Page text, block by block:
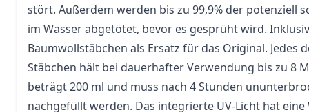
stört. Außerdem werden bis zu 99,9% der potenziell
im Wasser abgetötet, bevor es gesprüht wird.
Baumwollstäbchen als Ersatz für das Original. Jedes
Stäbchen hält bei dauerhafter Verwendung bis zu 8
beträgt 200 ml und muss nach 4 Stunden
nachgefüllt werden. Das integrierte UV-Licht hat eine